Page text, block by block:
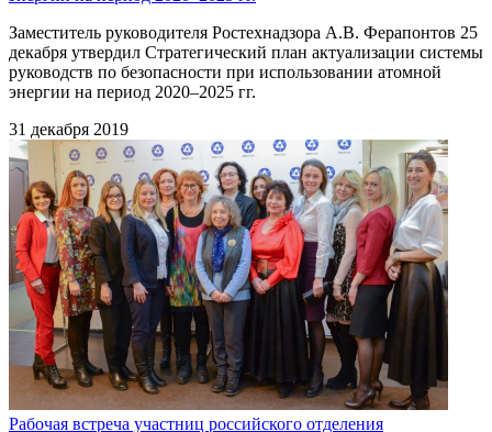
Заместитель руководителя Ростехнадзора А.В. Ферапонтов 25
декабря утвердил Стратегический план актуализации системы
руководств по безопасности при использовании атомной
энергии на период 2020–2025 гг.
31 декабря 2019
Рабочая встреча участниц российского отделения